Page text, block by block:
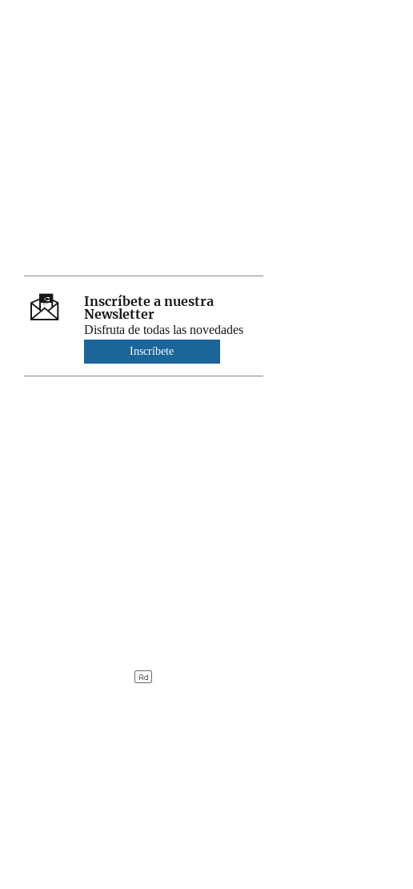
Inscríbete a nuestra
Newsletter
Disfruta de todas las novedades
Inscríbete